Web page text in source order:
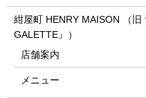
紺屋町 HENRY MAISON （旧
GALETTE』）
店舗案内
メニュー